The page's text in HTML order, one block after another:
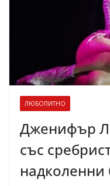
ЛЮБОПИТНО
Дженифър
със